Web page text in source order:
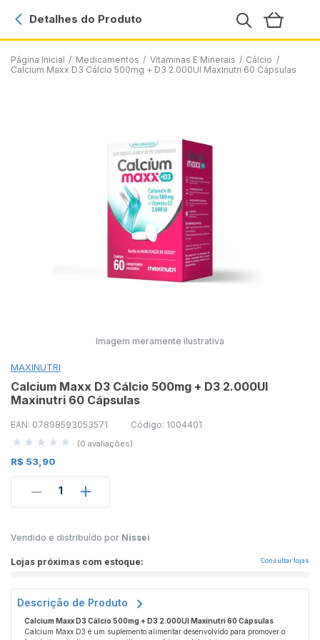
Página Inicial / Medicamentos / Vitaminas E Minerais / Cálcio /
Calcium Maxx D3 Cálcio 500mg + D3 2.000UI Maxinutri 60 Cápsulas
Detalhes do Produto
Imagem meramente ilustrativa
MAXINUTRI
Calcium Maxx D3 Cálcio 500mg + D3 2.000UI
Maxinutri 60 Cápsulas
EAN: 07898593053571 Código: 1004401
(0 avaliações)
R$ 53,90
1
Vendido e distribuído por Nissei
Lojas próximas com estoque: Consultar lojas
Descrição de Produto
Calcium Maxx D3 Cálcio 500mg + D3 2.000UI Maxinutri 60 Cápsulas
Calcium Maxx D3 é um suplemento alimentar desenvolvido para promover o